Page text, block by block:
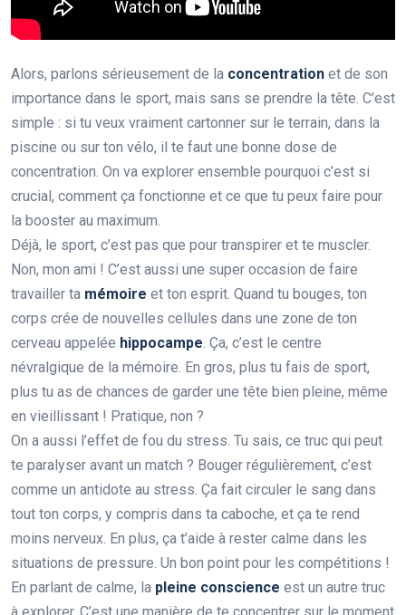
Alors, parlons sérieusement de la concentration et de son
importance dans le sport, mais sans se prendre la tête. C’est
simple : si tu veux vraiment cartonner sur le terrain, dans la
piscine ou sur ton vélo, il te faut une bonne dose de
concentration. On va explorer ensemble pourquoi c’est si
crucial, comment ça fonctionne et ce que tu peux faire pour
la booster au maximum.
Déjà, le sport, c’est pas que pour transpirer et te muscler.
Non, mon ami ! C’est aussi une super occasion de faire
travailler ta mémoire et ton esprit. Quand tu bouges, ton
corps crée de nouvelles cellules dans une zone de ton
cerveau appelée hippocampe. Ça, c’est le centre
névralgique de la mémoire. En gros, plus tu fais de sport,
plus tu as de chances de garder une tête bien pleine, même
en vieillissant ! Pratique, non ?
On a aussi l’effet de fou du stress. Tu sais, ce truc qui peut
te paralyser avant un match ? Bouger régulièrement, c’est
comme un antidote au stress. Ça fait circuler le sang dans
tout ton corps, y compris dans ta caboche, et ça te rend
moins nerveux. En plus, ça t’aide à rester calme dans les
situations de pressure. Un bon point pour les compétitions !
En parlant de calme, la pleine conscience est un autre truc